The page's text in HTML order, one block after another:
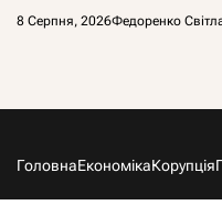
8 Серпня, 2026Федоренко
ГоловнаЕкономікаКорупція